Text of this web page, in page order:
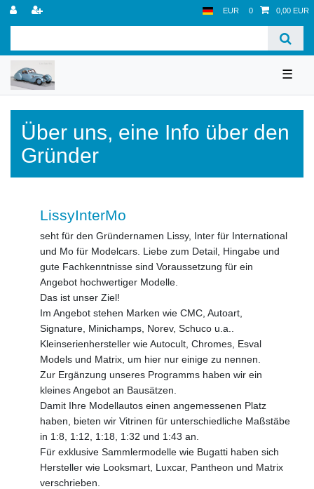
EUR 0 0,00 EUR
☰
Über uns, eine Info über den
Gründer
LissyInterMo
seht für den Gründernamen Lissy, Inter für International
und Mo für Modelcars. Liebe zum Detail, Hingabe und
gute Fachkenntnisse sind Voraussetzung für ein
Angebot hochwertiger Modelle.
Das ist unser Ziel!
Im Angebot stehen Marken wie CMC, Autoart,
Signature, Minichamps, Norev, Schuco u.a..
Kleinserienhersteller wie Autocult, Chromes, Esval
Models und Matrix, um hier nur einige zu nennen.
Zur Ergänzung unseres Programms haben wir ein
kleines Angebot an Bausätzen.
Damit Ihre Modellautos einen angemessenen Platz
haben, bieten wir Vitrinen für unterschiedliche Maßstäbe
in 1:8, 1:12, 1:18, 1:32 und 1:43 an.
Für exklusive Sammlermodelle wie Bugatti haben sich
Hersteller wie Looksmart, Luxcar, Pantheon und Matrix
verschrieben.